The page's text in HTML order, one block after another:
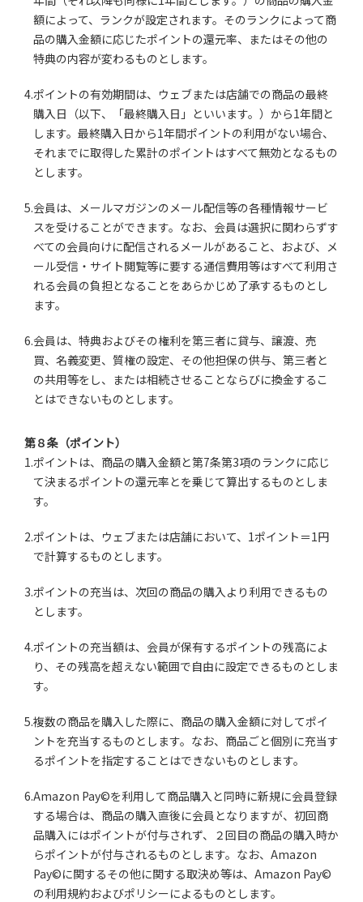
額によって、ランクが設定されます。そのランクによって商
品の購入金額に応じたポイントの還元率、またはその他の
特典の内容が変わるものとします。
4.ポイントの有効期間は、ウェブまたは店舗での商品の最終
購入日（以下、「最終購入日」といいます。）から1年間と
します。最終購入日から1年間ポイントの利用がない場合、
それまでに取得した累計のポイントはすべて無効となるもの
とします。
5.会員は、メールマガジンのメール配信等の各種情報サービ
スを受けることができます。なお、会員は選択に関わらずす
べての会員向けに配信されるメールがあること、および、メ
ール受信・サイト閲覧等に要する通信費用等はすべて利用さ
れる会員の負担となることをあらかじめ了承するものとし
ます。
6.会員は、特典およびその権利を第三者に貸与、譲渡、売
買、名義変更、質権の設定、その他担保の供与、第三者と
の共用等をし、または相続させることならびに換金するこ
とはできないものとします。
第８条（ポイント）
1.ポイントは、商品の購入金額と第7条第3項のランクに応じ
て決まるポイントの還元率とを乗じて算出するものとしま
す。
2.ポイントは、ウェブまたは店舗において、1ポイント＝1円
で計算するものとします。
3.ポイントの充当は、次回の商品の購入より利用できるもの
とします。
4.ポイントの充当額は、会員が保有するポイントの残高によ
り、その残高を超えない範囲で自由に設定できるものとしま
す。
5.複数の商品を購入した際に、商品の購入金額に対してポイ
ントを充当するものとします。なお、商品ごと個別に充当す
るポイントを指定することはできないものとします。
6.Amazon Pay©を利用して商品購入と同時に新規に会員登録
する場合は、商品の購入直後に会員となりますが、初回商
品購入にはポイントが付与されず、２回目の商品の購入時か
らポイントが付与されるものとします。なお、Amazon
Pay©に関するその他に関する取決め等は、Amazon Pay©
の利用規約およびポリシーによるものとします。